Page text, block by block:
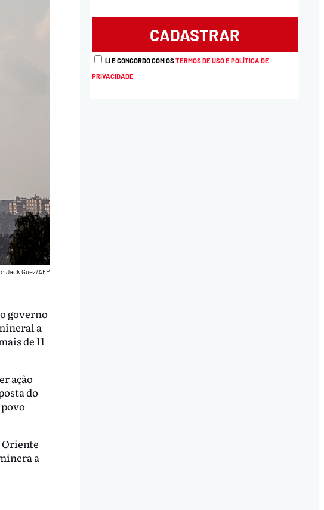
Jack Guez/AFP
governo
a
de 11
ação
do
a
LI E CONCORDO COM OSTERMOS DE USO E POLÍTICA DE
PRIVACIDADE